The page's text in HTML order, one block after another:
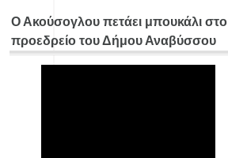
Ο Ακούσογλου πετάει μπουκάλι στο
προεδρείο του Δήμου Αναβύσσου